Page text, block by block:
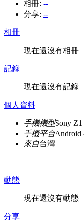
相冊: --
分享: --
相冊
現在還沒有相冊
記錄
現在還沒有記錄
個人資料
手機機型Sony Z1
手機平台Android
來自台灣
動態
現在還沒有動態
分享